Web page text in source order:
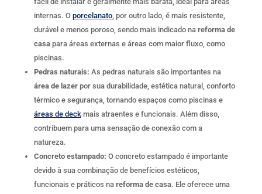
internas. O porcelanato, por outro lado, é mais resistente,
durável e menos poroso, sendo mais indicado na reforma de
casapara áreas externas e áreas com maior fluxo, como
piscinas.
Pedras naturais: As pedras naturais são importantes na
área de lazerpor sua durabilidade, estética natural, conforto
térmico e segurança, tornando espaços como piscinas e
áreas de deckmais atraentes e funcionais. Além disso,
contribuem para uma sensação de conexão com a
natureza.
Concreto estampado: O concreto estampado é importante
devido à sua combinação de benefícios estéticos,
funcionais e práticos na reforma de casa. Ele oferece uma